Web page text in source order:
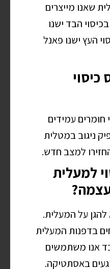
שאנו מייצרים
הבד ישנו
העץ ישנו פאנל
חומרים עמידים
ניגוב במטלית
למצב חדש.
למעלית
להגן על המעלית.
בדפנות המעלית
אנו משתמשים
באסתטיקה.